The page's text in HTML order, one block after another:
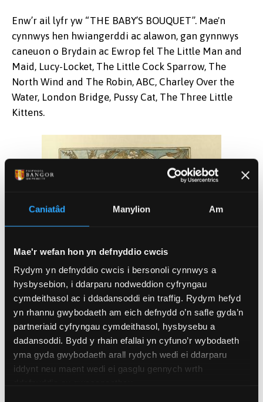
Caniatâd Manylion Am
Mae'r wefan hon yn defnyddio cwcis
Rydym yn defnyddio cwcis i bersonoli cynnwys a
hysbysebion, i ddarparu nodweddion cyfryngau
cymdeithasol ac i ddadansoddi ein traffig. Rydym hefyd
yn rhannu gwybodaeth am eich defnydd o’n safle gyda’n
partneriaid cyfryngau cymdeithasol, hysbysebu a
dadansoddi. Bydd y rhain efallai yn cyfuno’r wybodaeth
yma gyda gwybodaeth arall rydych wedi ei ddarparu
iddynt neu maent wedi ei gasglu gennych wrth
Enw’r ail lyfr yw “THE BABY’S BOUQUET”. Mae'n
cynnwys hen hwiangerddi ac alawon, gan gynnwys
caneuon o Brydain ac Ewrop fel The Little Man and
Maid, Lucy-Locket, The Little Cock Sparrow, The
North Wind and The Robin, ABC, Charley Over the
Water, London Bridge, Pussy Cat, The Three Little
Kittens.
‘Baby’s Own Aesop’